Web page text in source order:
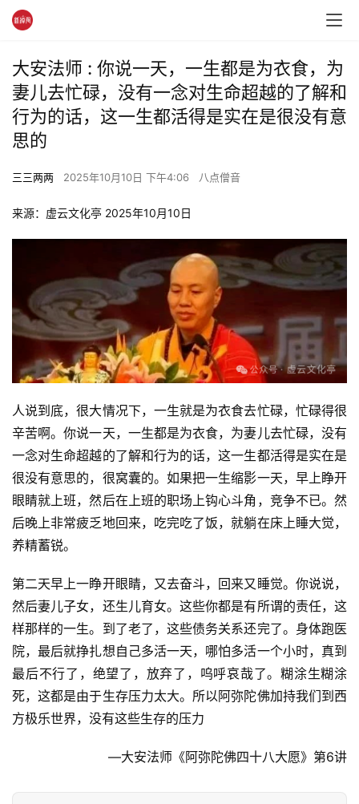
大安法师 : 你说一天，一生都是为衣食，为
妻儿去忙碌，没有一念对生命超越的了解和
行为的话，这一生都活得是实在是很没有意
思的
三三两两 2025年10月10日 下午4:06 八点僧音
来源：虚云文化亭 2025年10月10日
人说到底，很大情况下，一生就是为衣食去忙碌，忙碌得很
辛苦啊。你说一天，一生都是为衣食，为妻儿去忙碌，没有
一念对生命超越的了解和行为的话，这一生都活得是实在是
很没有意思的，很窝囊的。如果把一生缩影一天，早上睁开
眼睛就上班，然后在上班的职场上钩心斗角，竞争不已。然
后晚上非常疲乏地回来，吃完吃了饭，就躺在床上睡大觉，
养精蓄锐。
第二天早上一睁开眼睛，又去奋斗，回来又睡觉。你说说，
然后妻儿子女，还生儿育女。这些你都是有所谓的责任，这
样那样的一生。到了老了，这些债务关系还完了。身体跑医
院，最后就挣扎想自己多活一天，哪怕多活一个小时，真到
最后不行了，绝望了，放弃了，呜呼哀哉了。糊涂生糊涂
死，这都是由于生存压力太大。所以阿弥陀佛加持我们到西
方极乐世界，没有这些生存的压力
—大安法师《阿弥陀佛四十八大愿》第6讲